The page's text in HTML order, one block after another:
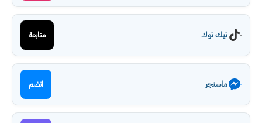
تيك توك متابعة
ماسنجر انضم